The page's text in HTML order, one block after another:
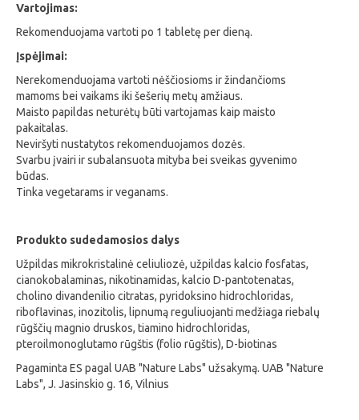
Vartojimas:
Rekomenduojama vartoti po 1 tabletę per dieną.
Įspėjimai:
Nerekomenduojama vartoti nėščiosioms ir žindančioms
mamoms bei vaikams iki šešerių metų amžiaus.
Maisto papildas neturėtų būti vartojamas kaip maisto
pakaitalas.
Neviršyti nustatytos rekomenduojamos dozės.
Svarbu įvairi ir subalansuota mityba bei sveikas gyvenimo
būdas.
Tinka vegetarams ir veganams.
Produkto sudedamosios dalys
Užpildas mikrokristalinė celiuliozė, užpildas kalcio fosfatas,
cianokobalaminas, nikotinamidas, kalcio D-pantotenatas,
cholino divandenilio citratas, pyridoksino hidrochloridas,
riboflavinas, inozitolis, lipnumą reguliuojanti medžiaga riebalų
rūgščių magnio druskos, tiamino hidrochloridas,
pteroilmonoglutamo rūgštis (folio rūgštis), D-biotinas
Pagaminta ES pagal UAB "Nature Labs" užsakymą. UAB "Nature
Labs", J. Jasinskio g. 16, Vilnius